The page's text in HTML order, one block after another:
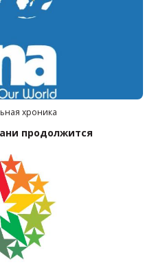
хроника
продолжится